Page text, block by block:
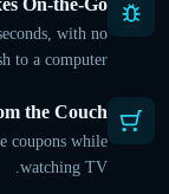
On-the-Go
with no
to a computer.
the Couch
coupons while
watching TV.